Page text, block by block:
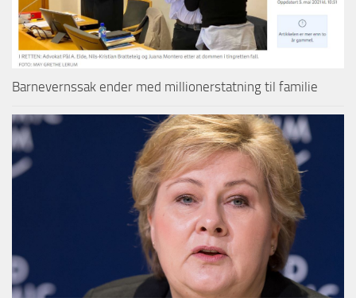
Barnevernssak ender med millionerstatning til familie